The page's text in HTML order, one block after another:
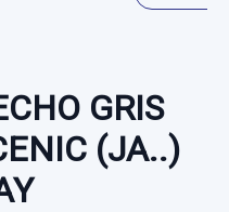
GRIS
(JA..)